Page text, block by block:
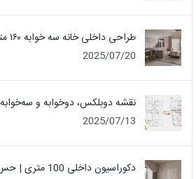
طراحی داخلی خانه سه خوابه ۱۶۰ متری + پلان ساختمان
2025/07/20
نقشه دوبلکس، دوخوابه و
2025/07/13
دکوراسیون داخلی 100 متری | حس آرامش با خطوط نرم